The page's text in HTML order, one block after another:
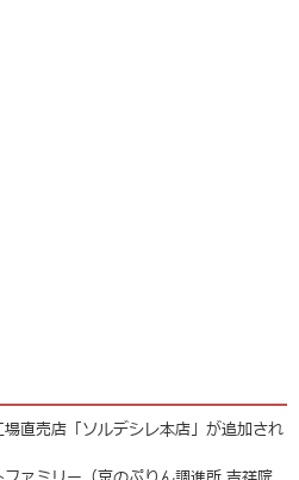
直売店「ソルデシレ本店」が追加され